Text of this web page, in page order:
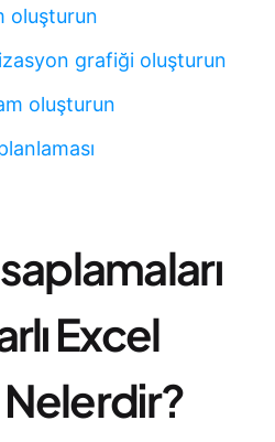
oluşturun
grafiği oluşturun
oluşturun
Excel